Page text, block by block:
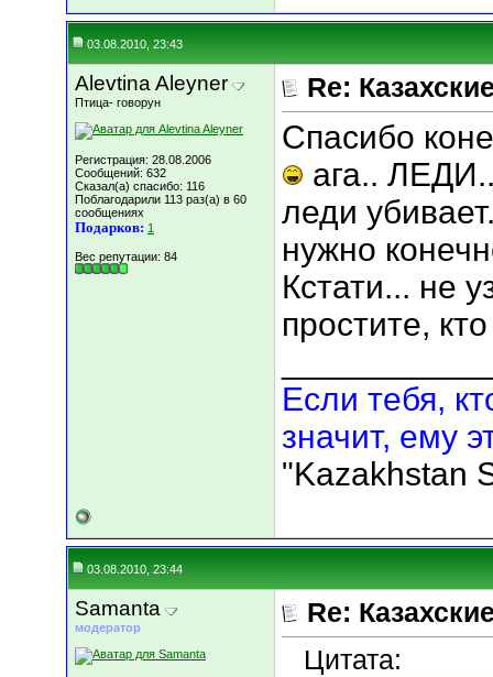
03.08.2010, 23:43
Alevtina Aleyner
Птица- говорун
Регистрация: 28.08.2006
Сообщений: 632
Сказал(а) спасибо: 116
Поблагодарили 113 раз(а) в 60
сообщениях
Подарков: 1
Вес репутации: 84
Re:
Спасибо
ага..
леди
нужно
Кстати... не
простите,
Если тебя,
значит, ему
"Kazakhstan
03.08.2010, 23:44
Samanta
модератор
Re:
Цитата: